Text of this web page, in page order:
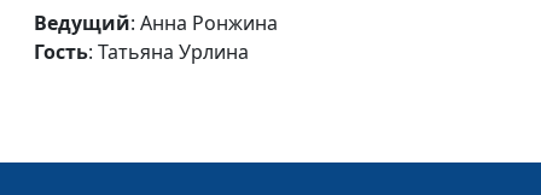
«Кимчи»
Тимофеев
Мюсли с бананом,
Ведущий: Анна Ронжина
Гость: Татьяна Урлина